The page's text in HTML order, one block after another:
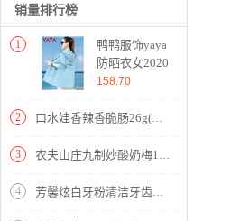
销量排行榜
1
鸭鸭服饰yaya
防晒衣女2020
新款女装夏季
搭连帽短外套
款外套女ins
选择正确尺码
158.70
2 口水娃香辣香脆肠26g(香辣味/原味/玉米味随机发货)
3 农夫山庄九制妙酸奶梅102g
4 芳馨炫白牙粉清洁牙齿变白口气清新洗白去烟渍结石 一瓶装